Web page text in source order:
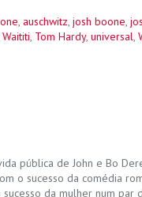
, auschwitz, josh boone,
, Tom Hardy, universal,
pública de John e Bo
o sucesso da comédia
sucesso da mulher num